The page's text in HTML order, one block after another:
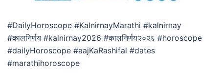
#DailyHoroscope #KalnirnayMarathi #kalnirnay
#कालनिर्णय #kalnirnay2026 #कालनिर्णय२०२६ #horoscope
#dailyHoroscope #aajKaRashifal #dates
#marathihoroscope